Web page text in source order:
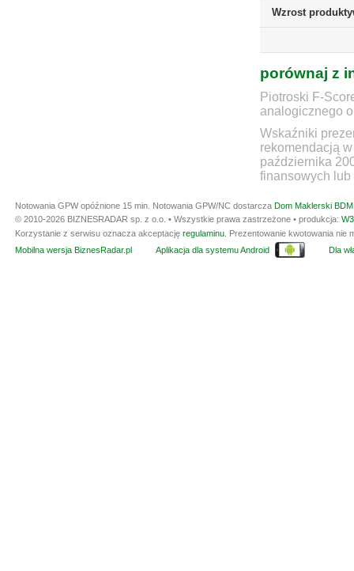
Wzrost
porównaj z
Piotroski F-
analogicznego
Wskaźniki
rekomendacją
października
finansowych lub
Notowania GPW opóźnione 15 min. Notowania GPW/NC dostarcza Dom Maklerski
© 2010-2026 BIZNESRADAR sp. z o.o. • Wszystkie prawa zastrzeżone • produkcja:
Korzystanie z serwisu oznacza akceptację regulaminu . Prezentowanie kwotowania
Mobilna wersja BiznesRadar.pl
Aplikacja dla systemu Android Dla